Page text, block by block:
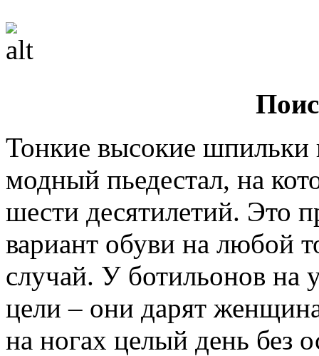
Тонкие высокие шпильки
модный пьедестал, на
шести десятилетий. Это
вариант обуви на любой
случай. У ботильонов на
цели – они дарят
на ногах целый день без